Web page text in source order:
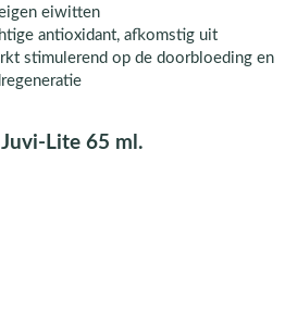
eiwitten
antioxidant, afkomstig uit
stimulerend op de doorbloeding en
Lite 65 ml.